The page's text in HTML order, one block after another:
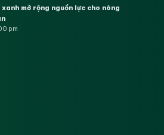
mở rộng nguồn lực cho nông
pm